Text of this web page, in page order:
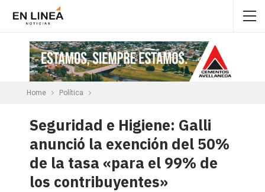
Home Política
Seguridad e Higiene: Galli
anunció la exención del 50%
de la tasa «para el 99% de
los contribuyentes»